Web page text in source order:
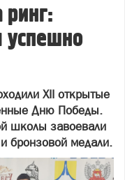
успешно
XII открытые
Дню Победы.
школы завоевали
бронзовой медали.